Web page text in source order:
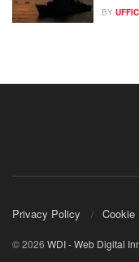
BY
Privacy Policy Cookie
© 2026 WDI - Web Digital